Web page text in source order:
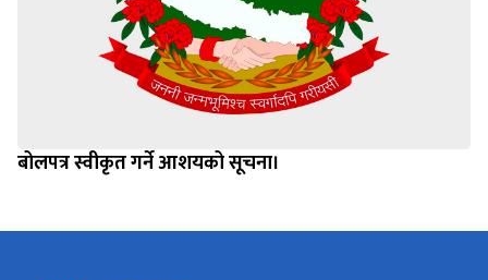
बोलपत्र स्वीकृत गर्ने आशयको सूचना।